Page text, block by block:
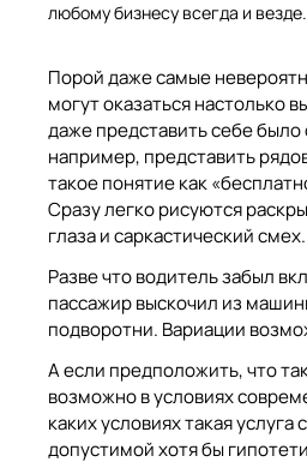
любому бизнесу всегда и везде.
Порой даже самые
могут оказаться настолько
даже представить себе
например, представить
такое понятие как
Сразу легко рисуются
глаза и саркастический смех.
Разве что водитель забыл
пассажир выскочил из
подворотни. Вариации
А если предположить, что
возможно в условиях
каких условиях такая услуга
допустимой хотя бы